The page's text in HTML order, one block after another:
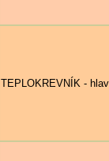
TEPLOKREVNÍK -